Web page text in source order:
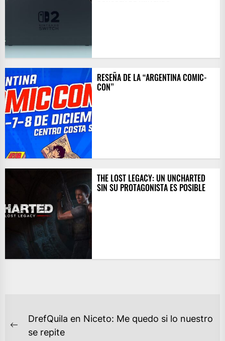
RESEÑA DE LA “ARGENTINA COMIC-
CON”
THE LOST LEGACY: UN UNCHARTED
SIN SU PROTAGONISTA ES POSIBLE
NAVEGACIÓN
DEPrevious
DrefQuila en Niceto: Me quedo si lo nuestro
se repite